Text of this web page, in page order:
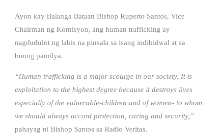
Ayon kay Balanga Bataan Bishop Ruperto Santos, Vice
Chairman ng Komisyon, ang human trafficking ay
nagdudulot ng labis na pinsala sa isang indibidwal at sa
buong pamilya.
“Human trafficking is a major scourge in our society. It is
exploitation to the highest degree because it destroys lives
especially of the vulnerable-children and of women- to whom
we should always accord protection, caring and security,”
pahayag ni Bishop Santos sa Radio Veritas.